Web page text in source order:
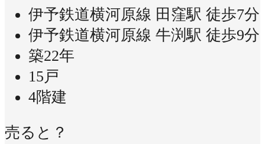
伊予鉄道横河原線 田窪駅 徒歩7分
伊予鉄道横河原線 牛渕駅 徒歩9分
築22年
15戸
4階建
売ると？